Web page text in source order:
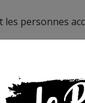
personnes
La
avons
et